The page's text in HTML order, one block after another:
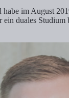
im August
ein duales